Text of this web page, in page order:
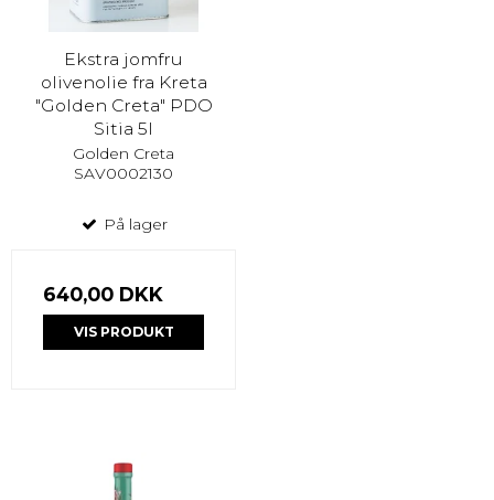
Ekstra jomfru
olivenolie fra Kreta
"Golden Creta" PDO
Sitia 5l
Golden Creta
SAV0002130
På lager
640,00 DKK
VIS PRODUKT